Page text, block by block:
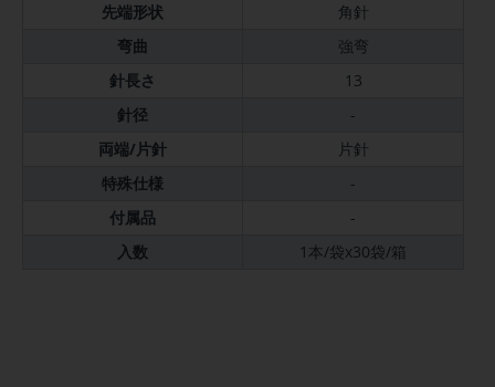
先端形状
角針
弯曲
強弯
針長さ
13
針径
-
両端/片針
片針
特殊仕様
-
付属品
-
入数
1本/袋x30袋/箱